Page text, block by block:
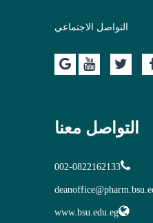
التواصل الاجتماعي
التواصل معنا
002-0822162133
www.bsu.edu.eg